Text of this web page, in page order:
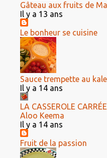
Gâteau aux fruits de
Il y a 13 ans
Le bonheur se cuisine
Sauce trempette au
Il y a 14 ans
LA CASSEROLE CARRÉE
Aloo Keema
Il y a 14 ans
Fruit de la passion